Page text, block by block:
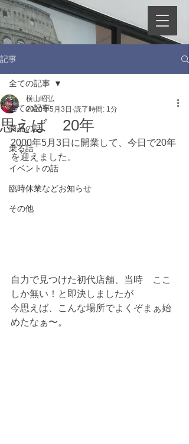
記事
全ての記事
商品の話
乗る話
イベントの話
臨時休業などお知らせ
その他
全ての記事
思えば 20年
横山昭弘
2020年5月3日 読了時間: 1分
2000年5月3日に開業して、今日で20年
を迎えました。
自力で見つけた初代店舗、当時　ここ
しか無い！と即決しましたが
今思えば、こんな場所でよくぞまぁ始
めたなぁ〜。